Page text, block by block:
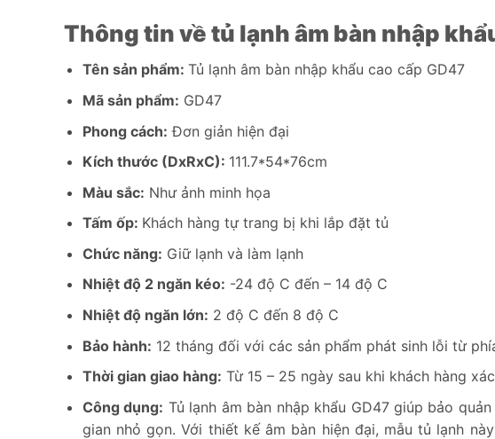
Thông tin về tủ lạnh âm bàn nhập
Tên sản phẩm: Tủ lạnh âm bàn nhập khẩu cao cấp GD47
Mã sản phẩm: GD47
Phong cách: Đơn giản hiện đại
Kích thước (DxRxC): 111.7*54*76cm
Màu sắc: Như ảnh minh họa
Tấm ốp: Khách hàng tự trang bị khi lắp đặt tủ
Chức năng: Giữ lạnh và làm lạnh
Nhiệt độ 2 ngăn kéo: -24 độ C đến – 14 độ C
Nhiệt độ ngăn lớn: 2 độ C đến 8 độ C
Bảo hành: 12 tháng đối với các sản phẩm phát sinh lỗi từ
Thời gian giao hàng: Từ 15 – 25 ngày sau khi khách hàng
Công dụng: Tủ lạnh âm bàn nhập khẩu GD47 giúp bảo
gian nhỏ gọn. Với thiết kế âm bàn hiện đại, mẫu tủ lạnh